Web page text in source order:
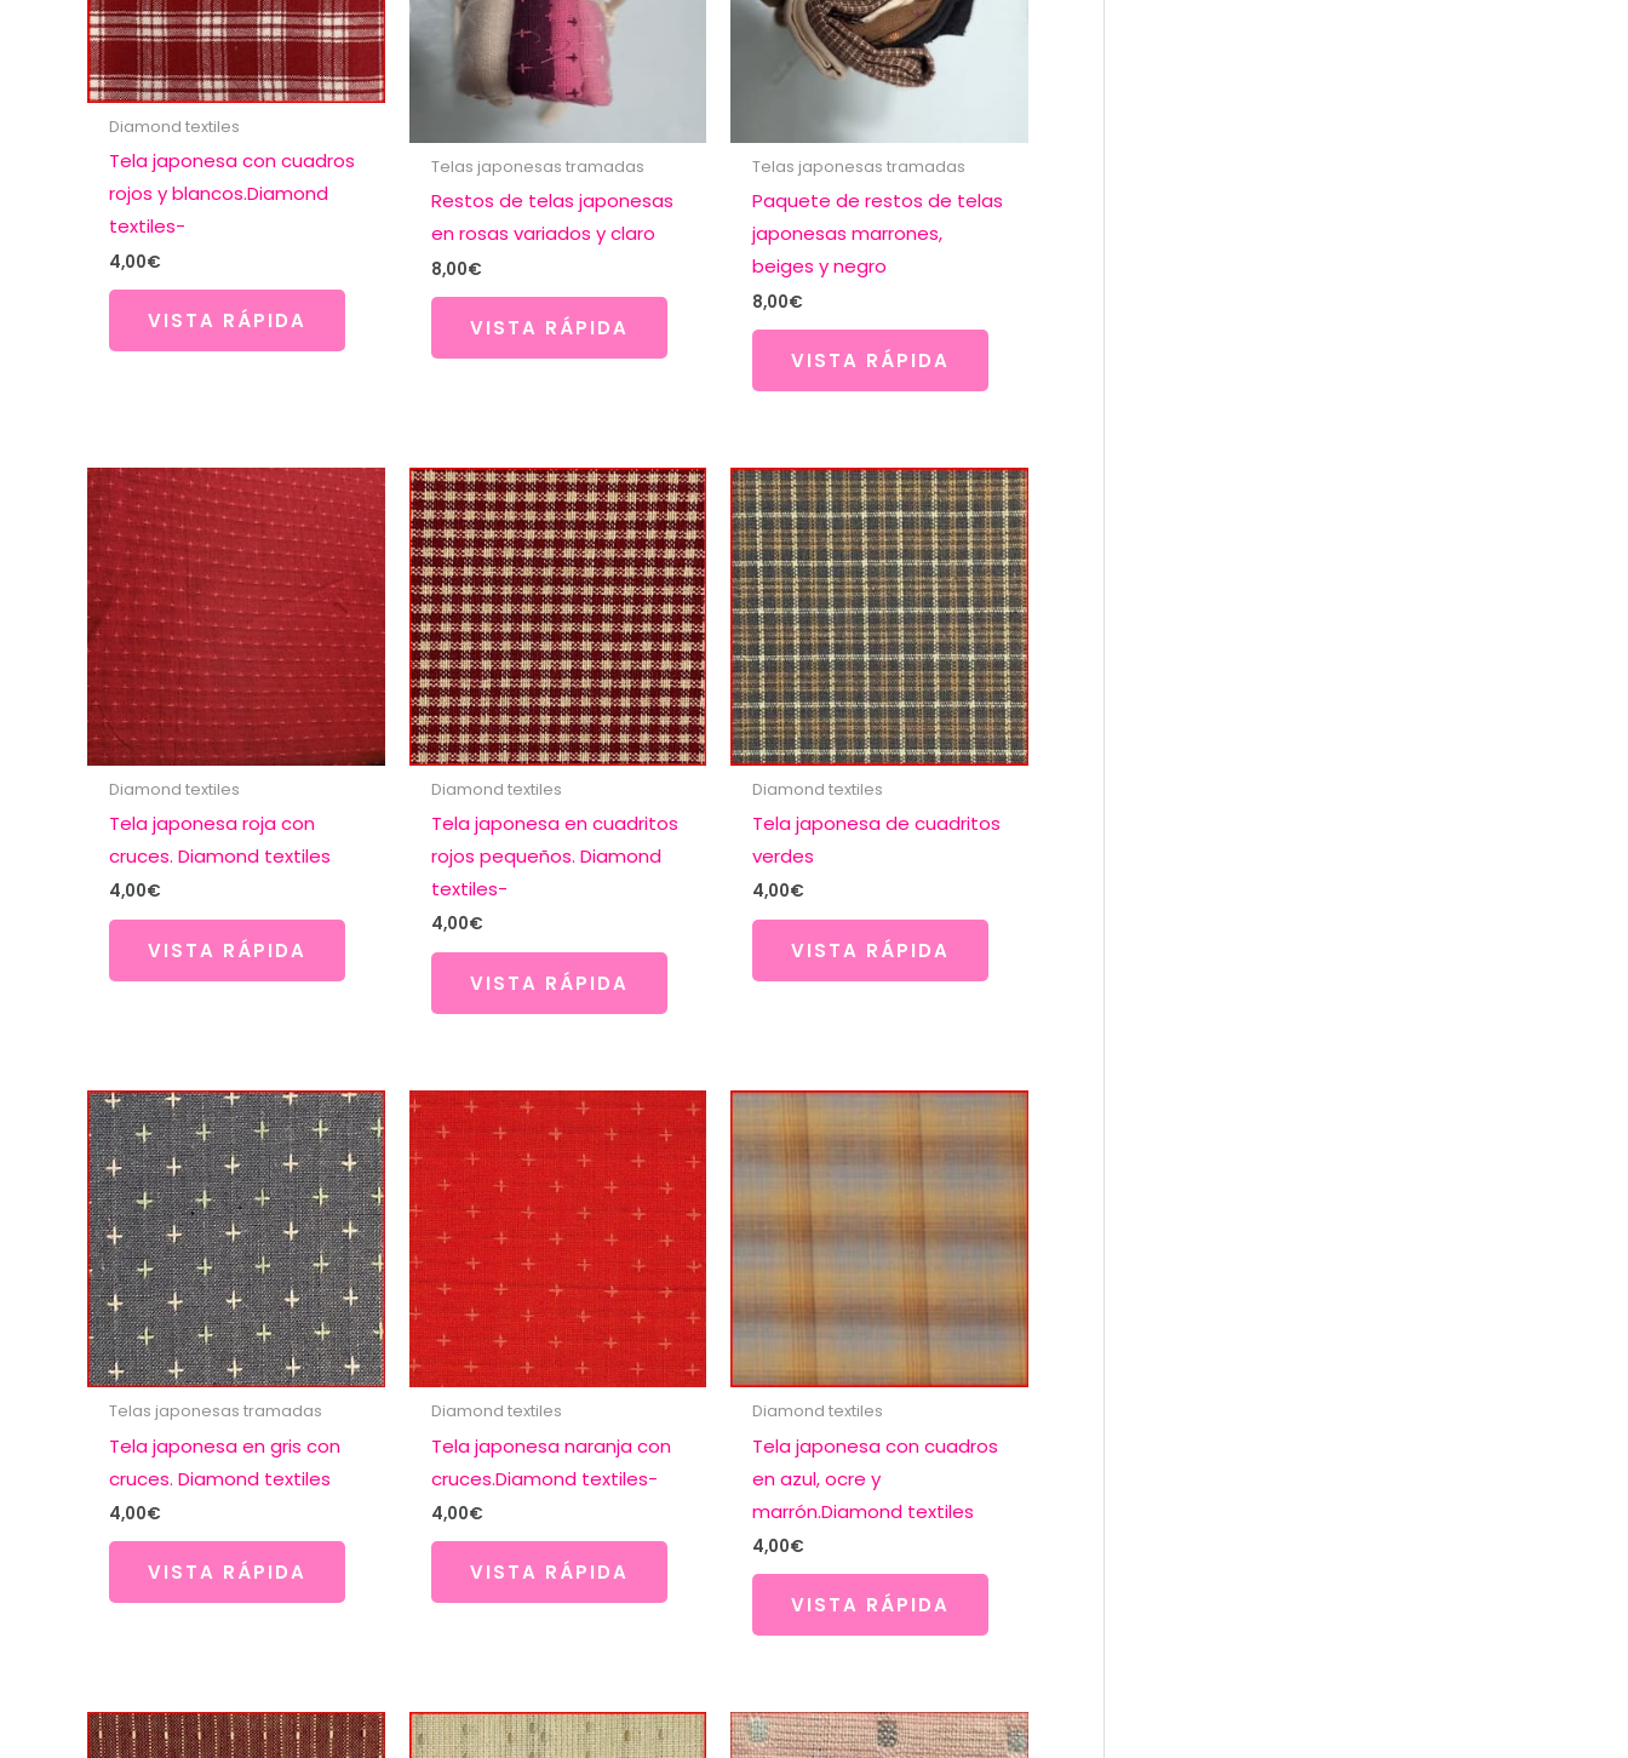
Diamond textiles
Tela japonesa con cuadros
rojos y blancos.Diamond
textiles-
4,00€
VISTA RÁPIDA
Telas japonesas tramadas
Restos de telas japonesas
en rosas variados y claro
8,00€
VISTA RÁPIDA
Telas japonesas tramadas
Paquete de restos de telas
japonesas marrones,
beiges y negro
8,00€
VISTA RÁPIDA
Diamond textiles
Tela japonesa roja con
cruces. Diamond textiles
4,00€
VISTA RÁPIDA
Diamond textiles
Tela japonesa en cuadritos
rojos pequeños. Diamond
textiles-
4,00€
VISTA RÁPIDA
Diamond textiles
Tela japonesa de cuadritos
verdes
4,00€
VISTA RÁPIDA
Telas japonesas tramadas
Tela japonesa en gris con
cruces. Diamond textiles
4,00€
VISTA RÁPIDA
Diamond textiles
Tela japonesa naranja con
cruces.Diamond textiles-
4,00€
VISTA RÁPIDA
Diamond textiles
Tela japonesa con cuadros
en azul, ocre y
marrón.Diamond textiles
4,00€
VISTA RÁPIDA